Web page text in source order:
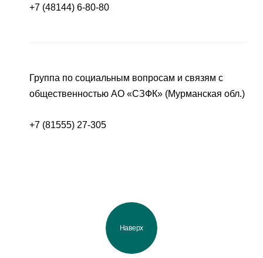
+7 (48144) 6-80-80
Группа по социальным вопросам и связям с
общественностью АО «СЗФК» (Мурманская обл.)
+7 (81555) 27-305
Наверх